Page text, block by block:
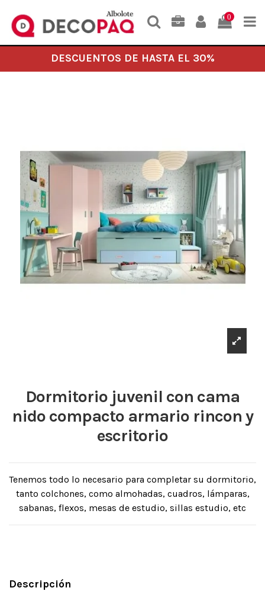
0
DESCUENTOS DE HASTA EL 30%
Dormitorio juvenil con cama
nido compacto armario rincon y
escritorio
Tenemos todo lo necesario para completar su dormitorio,
tanto colchones, como almohadas, cuadros, lámparas,
sabanas, flexos, mesas de estudio, sillas estudio, etc
Descripción